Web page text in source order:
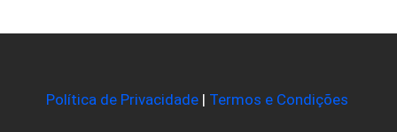
Política de Privacidade| Termos e Condições